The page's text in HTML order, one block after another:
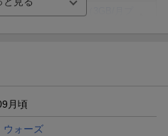
滅の刃』オリジナルきんちゃく
月頃
ウォーズ